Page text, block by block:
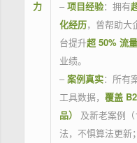
力
– 项目经验：拥有
化经历，曾帮助大
台提升超 50% 流
业绩。
– 案例真实：所有
工具数据， 覆盖
品）
及新老案例
法，不惧算法更新